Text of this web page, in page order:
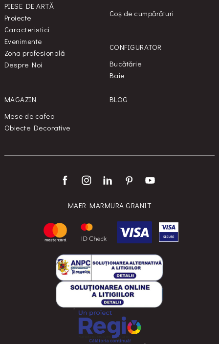
PIESE DE ARTĂ
Proiecte
Caracteristici
Evenimente
Zona profesională
Despre Noi
Coș de cumpărături
CONFIGURATOR
Bucătărie
Baie
MAGAZIN
Mese de cafea
Obiecte Decorative
BLOG
MAER MARMURA GRANIT